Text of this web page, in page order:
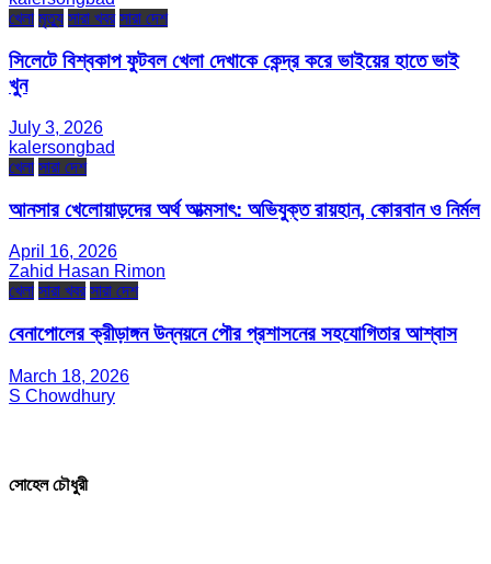
খেলা মৃত্যু সারা খবর সারা দেশ
সিলেটে বিশ্বকাপ ফুটবল খেলা দেখাকে কেন্দ্র করে ভাইয়ের হাতে ভাই
খুন
July 3, 2026
kalersongbad
খেলা সারা দেশ
আনসার খেলোয়াড়দের অর্থ আত্মসাৎ: অভিযুক্ত রায়হান, কোরবান ও নির্মল
April 16, 2026
Zahid Hasan Rimon
খেলা সারা খবর সারা দেশ
বেনাপোলের ক্রীড়াঙ্গন উন্নয়নে পৌর প্রশাসনের সহযোগিতার আশ্বাস
March 18, 2026
S Chowdhury
সোহেল চৌধুরী